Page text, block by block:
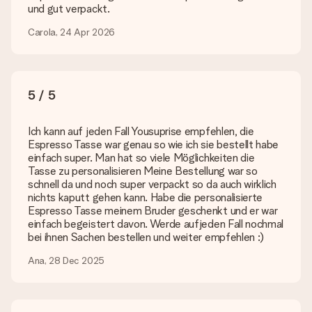
Es können JPG und PNG Dateien in unseren Editor
hochgeladen werden. Ist dies zu technisch oder möchtest du
eine andere Bilddatei verwenden? Kontaktiere bitte unseren
Option nicht zur Verfügung steht?
bestimmten Farbe aber wirst auf unserer Seite nicht fündig?
Kontaktiere bitte unseren Kundenservice, dort wird dir gerne
weitergeholfen!
Wie füge ich eine Geschenkkarte hinzu? Was genau ist
die Geschenkkarte?
In unserem Warenkorb bieten wie die Option „Gratis
Geschenkkarte“ an. Klicke diese Option an, wenn du diese
Karte mitschicken möchtest. Auf diese Karte kannst du eine
persönliche Nachricht schreiben, sodass der Empfänger genau
weiß, von wem die Überraschung ist.
und gut verpackt.
Carola, 24 Apr 2026
5 / 5
Ich kann auf jeden Fall Yousuprise empfehlen, die
Espresso Tasse war genau so wie ich sie bestellt habe
einfach super. Man hat so viele Möglichkeiten die
Tasse zu personalisieren Meine Bestellung war so
schnell da und noch super verpackt so da auch wirklich
nichts kaputt gehen kann. Habe die personalisierte
Espresso Tasse meinem Bruder geschenkt und er war
einfach begeistert davon. Werde aufjeden Fall nochmal
bei ihnen Sachen bestellen und weiter empfehlen :)
Ana, 28 Dec 2025